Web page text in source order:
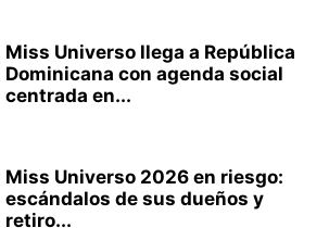
Miss Universo llega a República
Dominicana con agenda social
centrada en...
Miss Universo 2026 en riesgo:
escándalos de sus dueños y
retiro...